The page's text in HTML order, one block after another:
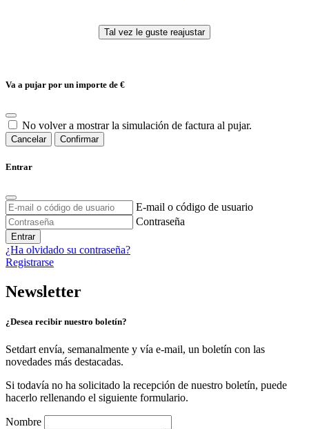
Va a pujar por un importe de €
No volver a mostrar la simulación de factura al pujar.
Cancelar Confirmar
Entrar
E-mail o código de usuario
Contraseña
Entrar
¿Ha olvidado su contraseña?
Registrarse
Newsletter
¿Desea recibir nuestro boletín?
Setdart envía, semanalmente y vía e-mail, un boletín con las
novedades más destacadas.
Si todavía no ha solicitado la recepción de nuestro boletín, puede
hacerlo rellenando el siguiente formulario.
Nombre